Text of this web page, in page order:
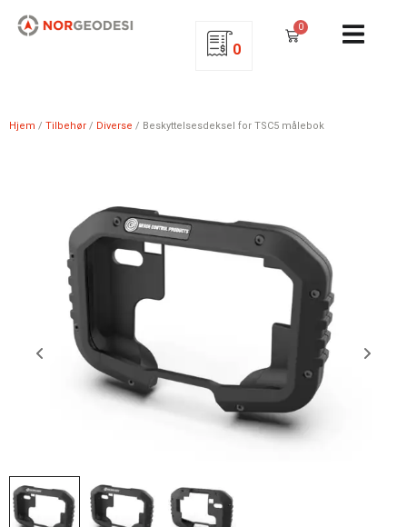
0
0
Hjem / Tilbehør / Diverse / Beskyttelsesdeksel for TSC5 målebok